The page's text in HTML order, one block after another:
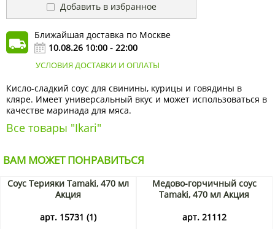
Добавить в избранное
Ближайшая доставка по Москве
10.08.26 10:00 - 22:00
УСЛОВИЯ ДОСТАВКИ И ОПЛАТЫ
Кисло-сладкий соус для свинины, курицы и говядины в
кляре. Имеет универсальный вкус и может использоваться в
качестве маринада для мяса.
Все товары "Ikari"
ВАМ МОЖЕТ ПОНРАВИТЬСЯ
Соус Терияки Tamaki, 470 мл
Акция
арт. 15731 (1)
Медово-горчичный соус
Tamaki, 470 мл Акция
арт. 21112